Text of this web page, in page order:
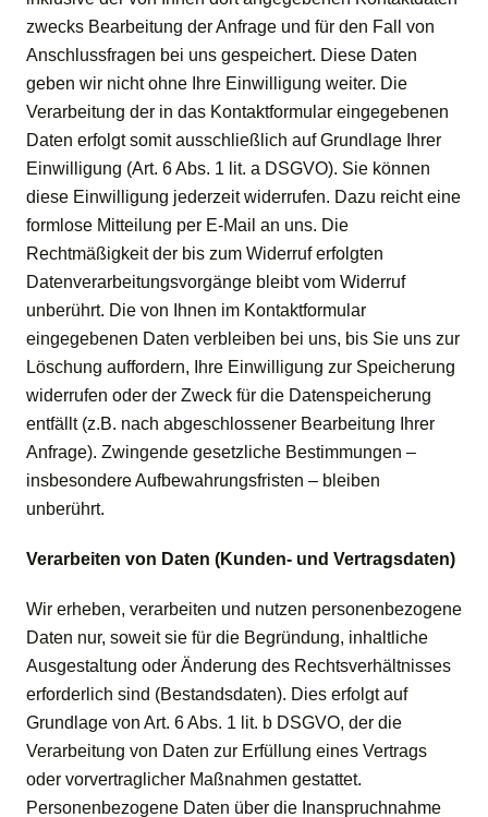
zwecks Bearbeitung der Anfrage und für den Fall von
Anschlussfragen bei uns gespeichert. Diese Daten
geben wir nicht ohne Ihre Einwilligung weiter. Die
Verarbeitung der in das Kontaktformular eingegebenen
Daten erfolgt somit ausschließlich auf Grundlage Ihrer
Einwilligung (Art. 6 Abs. 1 lit. a DSGVO). Sie können
diese Einwilligung jederzeit widerrufen. Dazu reicht eine
formlose Mitteilung per E-Mail an uns. Die
Rechtmäßigkeit der bis zum Widerruf erfolgten
Datenverarbeitungsvorgänge bleibt vom Widerruf
unberührt. Die von Ihnen im Kontaktformular
eingegebenen Daten verbleiben bei uns, bis Sie uns zur
Löschung auffordern, Ihre Einwilligung zur Speicherung
widerrufen oder der Zweck für die Datenspeicherung
entfällt (z.B. nach abgeschlossener Bearbeitung Ihrer
Anfrage). Zwingende gesetzliche Bestimmungen –
insbesondere Aufbewahrungsfristen – bleiben
unberührt.
Verarbeiten von Daten (Kunden- und Vertragsdaten)
Wir erheben, verarbeiten und nutzen personenbezogene
Daten nur, soweit sie für die Begründung, inhaltliche
Ausgestaltung oder Änderung des Rechtsverhältnisses
erforderlich sind (Bestandsdaten). Dies erfolgt auf
Grundlage von Art. 6 Abs. 1 lit. b DSGVO, der die
Verarbeitung von Daten zur Erfüllung eines Vertrags
oder vorvertraglicher Maßnahmen gestattet.
Personenbezogene Daten über die Inanspruchnahme